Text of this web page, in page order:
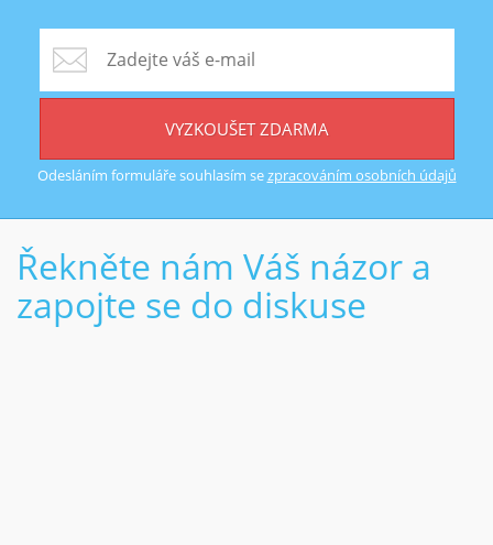
VYZKOUŠET ZDARMA
Odesláním formuláře souhlasím sezpracováním osobních údajů
Řekněte nám Váš názor a
zapojte se do diskuse